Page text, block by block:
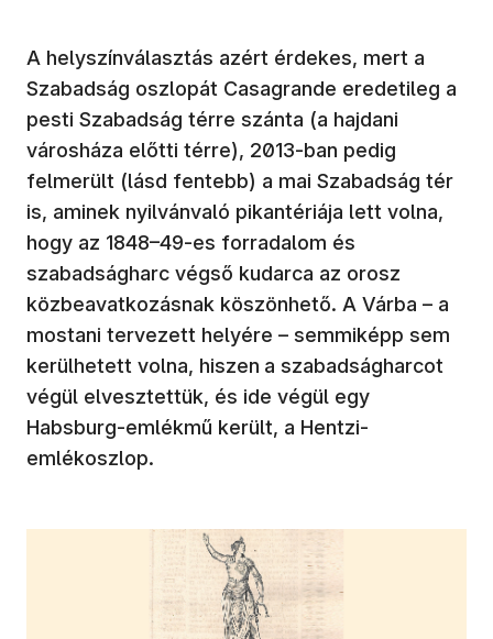
A helyszínválasztás azért érdekes, mert a
Szabadság oszlopát Casagrande eredetileg a
pesti Szabadság térre szánta (a hajdani
városháza előtti térre), 2013-ban pedig
felmerült (lásd fentebb) a mai Szabadság tér
is, aminek nyilvánvaló pikantériája lett volna,
hogy az 1848–49-es forradalom és
szabadságharc végső kudarca az orosz
közbeavatkozásnak köszönhető. A Várba – a
mostani tervezett helyére – semmiképp sem
kerülhetett volna, hiszen a szabadságharcot
végül elvesztettük, és ide végül egy
Habsburg-emlékmű került, a Hentzi-
emlékoszlop.